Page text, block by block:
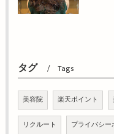
タグ Tags
美容院 楽天ポイント
リクルート プライバシー